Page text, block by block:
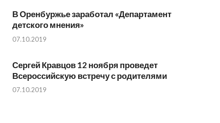
В Оренбуржье заработал «Департамент
детского мнения»
07.10.2019
Сергей Кравцов 12 ноября проведет
Всероссийскую встречу с родителями
07.10.2019